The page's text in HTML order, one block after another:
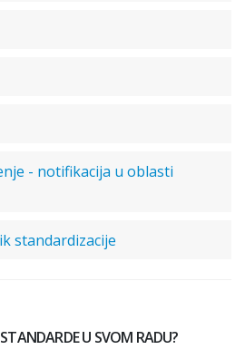
- notifikacija u oblasti
standardizacije
U SVOM RADU?